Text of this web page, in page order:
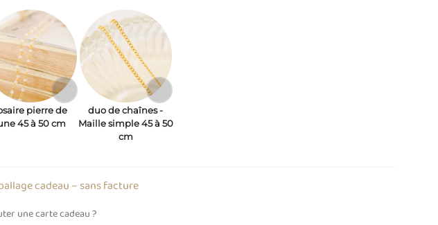
pierre de
45 à 50 cm
duo de chaînes -
Maille simple 45 à 50
cm
cadeau – sans facture
une carte cadeau ?